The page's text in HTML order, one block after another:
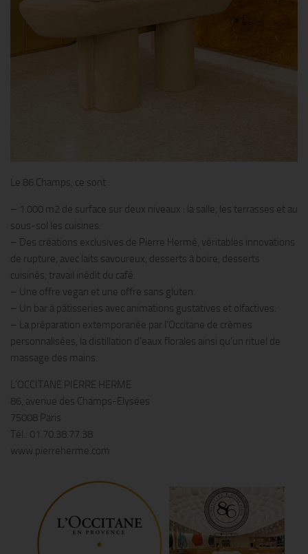
Le 86 Champs, ce sont :
– 1.000 m2 de surface sur deux niveaux : la salle, les terrasses et au
sous-sol les cuisines.
– Des créations exclusives de Pierre Hermé, véritables innovations
de rupture, avec laits savoureux, desserts à boire, desserts
cuisinés, travail inédit du café.
– Une offre vegan et une offre sans gluten.
– Un bar à pâtisseries avec animations gustatives et olfactives.
– La préparation extemporanée par l’Occitane de crèmes
personnalisées, la distillation d’eaux florales ainsi qu’un rituel de
massage des mains.
L’OCCITANE PIERRE HERME
86, avenue des Champs-Elysées
75008 Paris
Tél.: 01.70.38.77.38
www.pierreherme.com